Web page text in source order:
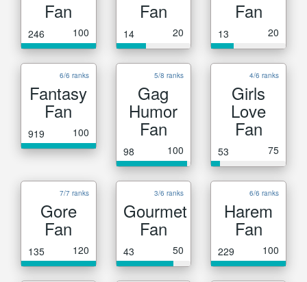
Fan
246 100
Fan
14 20
Fan
13 20
6/6 ranks
Fantasy
Fan
919 100
5/8 ranks
Gag
Humor
Fan
98 100
4/6 ranks
Girls
Love
Fan
53 75
7/7 ranks
Gore
Fan
135 120
3/6 ranks
Gourmet
Fan
43 50
6/6 ranks
Harem
Fan
229 100